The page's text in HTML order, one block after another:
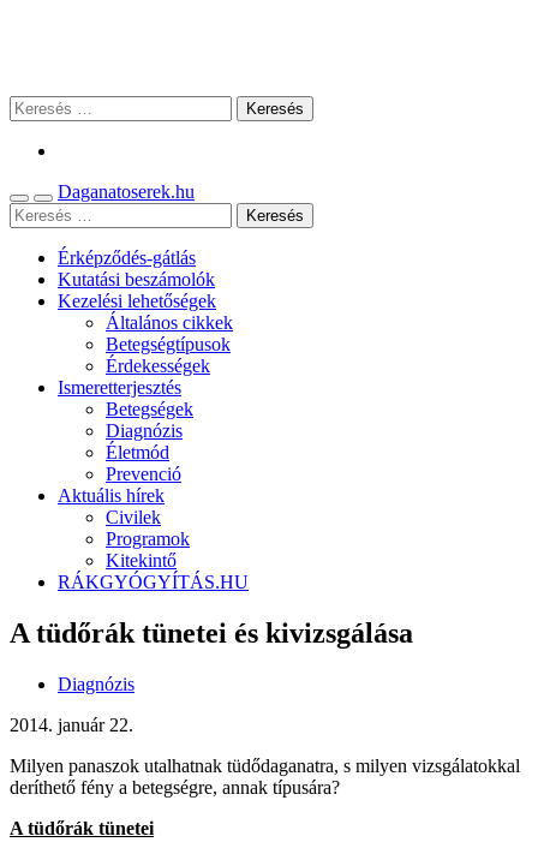
Daganatoserek.hu
Érképződés-gátlás
Kutatási beszámolók
Kezelési lehetőségek
Általános cikkek
Betegségtípusok
Érdekességek
Ismeretterjesztés
Betegségek
Diagnózis
Életmód
Prevenció
Aktuális hírek
Civilek
Programok
Kitekintő
RÁKGYÓGYÍTÁS.HU
A tüdőrák tünetei és kivizsgálása
Diagnózis
2014. január 22.
Milyen panaszok utalhatnak tüdődaganatra, s milyen vizsgálatokkal
deríthető fény a betegségre, annak típusára?
A tüdőrák tünetei